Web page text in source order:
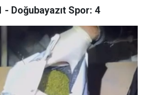
- Doğubayazıt Spor: 4